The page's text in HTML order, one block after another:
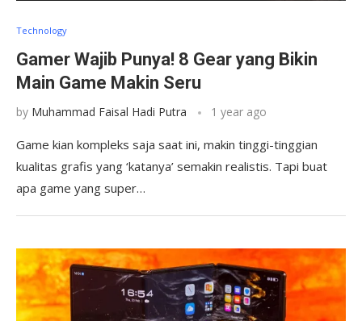
Technology
Gamer Wajib Punya! 8 Gear yang Bikin
Main Game Makin Seru
by Muhammad Faisal Hadi Putra 1 year ago
Game kian kompleks saja saat ini, makin tinggi-tinggian
kualitas grafis yang ‘katanya’ semakin realistis. Tapi buat
apa game yang super…